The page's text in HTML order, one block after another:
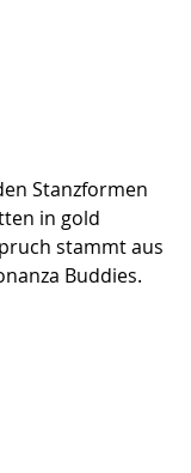
Stanzformen
in gold
stammt aus
Buddies.